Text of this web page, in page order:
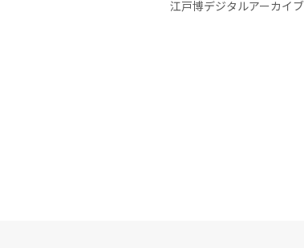
江戸博デジタルアーカイ